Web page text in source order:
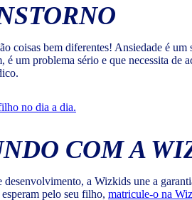
coisas bem diferentes! Ansiedade é
problema sério e que necessita de
no dia a dia.
COM A
a Wizkids une a
pelo seu filho, matricule-o na